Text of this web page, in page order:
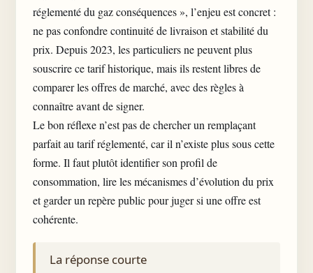
réglementé du gaz conséquences », l’enjeu est concret :
ne pas confondre continuité de livraison et stabilité du
prix. Depuis 2023, les particuliers ne peuvent plus
souscrire ce tarif historique, mais ils restent libres de
comparer les offres de marché, avec des règles à
connaître avant de signer.
Le bon réflexe n’est pas de chercher un remplaçant
parfait au tarif réglementé, car il n’existe plus sous cette
forme. Il faut plutôt identifier son profil de
consommation, lire les mécanismes d’évolution du prix
et garder un repère public pour juger si une offre est
cohérente.
La réponse courte